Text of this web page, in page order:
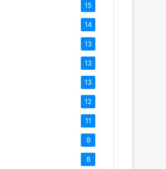
15
14
13
13
13
12
11
9
8